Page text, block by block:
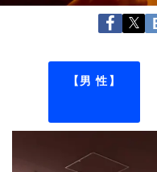
【男 性】